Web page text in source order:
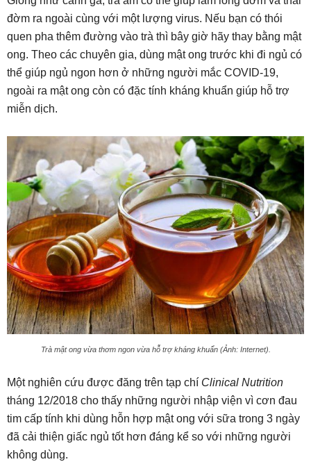
đờm ra ngoài cùng với một lượng virus. Nếu bạn có thói
quen pha thêm đường vào trà thì bây giờ hãy thay bằng mật
ong. Theo các chuyên gia, dùng mật ong trước khi đi ngủ có
thể giúp ngủ ngon hơn ở những người mắc COVID-19,
ngoài ra mật ong còn có đặc tính kháng khuẩn giúp hỗ trợ
miễn dịch.
Trà mật ong vừa thơm ngon vừa hỗ trợ kháng khuẩn (Ảnh: Internet).
Một nghiên cứu được đăng trên tạp chí Clinical Nutrition
tháng 12/2018 cho thấy những người nhập viện vì cơn đau
tim cấp tính khi dùng hỗn hợp mật ong với sữa trong 3 ngày
đã cải thiện giấc ngủ tốt hơn đáng kể so với những người
không dùng.